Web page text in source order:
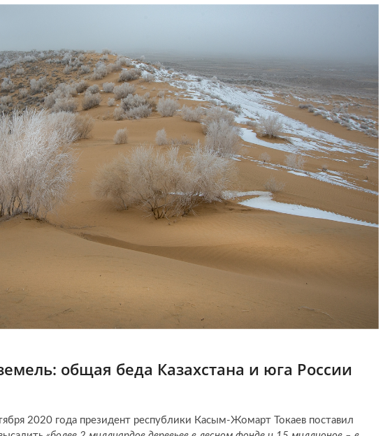
общая беда Казахстана и юга России
2020 года президент республики Касым-Жомарт Токаев поставил